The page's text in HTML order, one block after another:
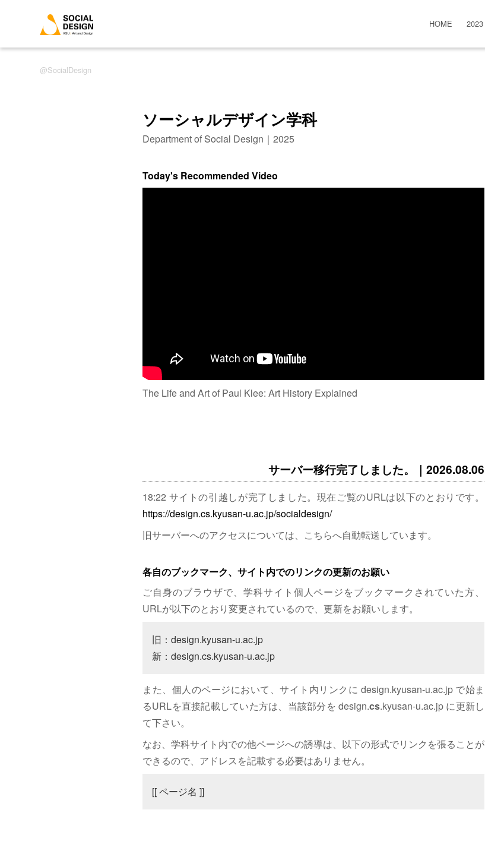
SocialDesign
HOME 2023
ソーシャルデザイン学科
Department of Social Design｜2025
Today's Recommended Video
The Life and Art of Paul Klee: Art History Explained
サーバー移行完了しました。｜2026.08.06
18:22 サイトの引越しが完了しました。現在ご覧のURLは以下のとおりです。
https://design.cs.kyusan-u.ac.jp/socialdesign/
旧サーバーへのアクセスについては、こちらへ自動転送しています。
各自のブックマーク、サイト内でのリンクの更新のお願い
ご自身のブラウザで、学科サイト個人ページをブックマークされていた方、
URLが以下のとおり変更されているので、更新をお願いします。
旧：design.kyusan-u.ac.jp
新：design.cs.kyusan-u.ac.jp
また、個人のページにおいて、サイト内リンクに design.kyusan-u.ac.jp で始ま
るURLを直接記載していた方は、当該部分を design.cs.kyusan-u.ac.jp に更新し
て下さい。
なお、学科サイト内での他ページへの誘導は、以下の形式でリンクを張ることが
できるので、アドレスを記載する必要はありません。
[[ ページ名 ]]